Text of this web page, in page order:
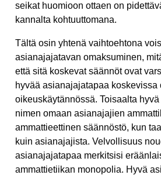
seikat huomioon ottaen on
kannalta kohtuuttomana.
Tältä osin yhtenä vaihtoehtona
asianajajatavan omaksuminen,
että sitä koskevat säännöt ovat
hyvää asianajajatapaa koskevissa
oikeuskäytännössä. Toisaalta
nimen omaan asianajajien
ammattieettinen säännöstö, kun
kuin asianajajista. Velvollisuus
asianajajatapaa merkitsisi
ammattietiikan monopolia. Hyvä